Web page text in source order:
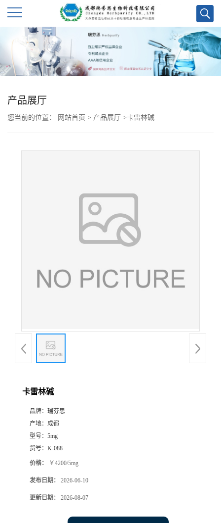
产
产品展厅
您当前的位置： 网站首页 > 产品展厅 >卡雷林碱
卡雷林碱
品牌： 瑞芬思
产地： 成都
型号： 5mg
货号： K-088
价格： ￥4200/5mg
发布日期： 2026-06-10
更新日期： 2026-08-07